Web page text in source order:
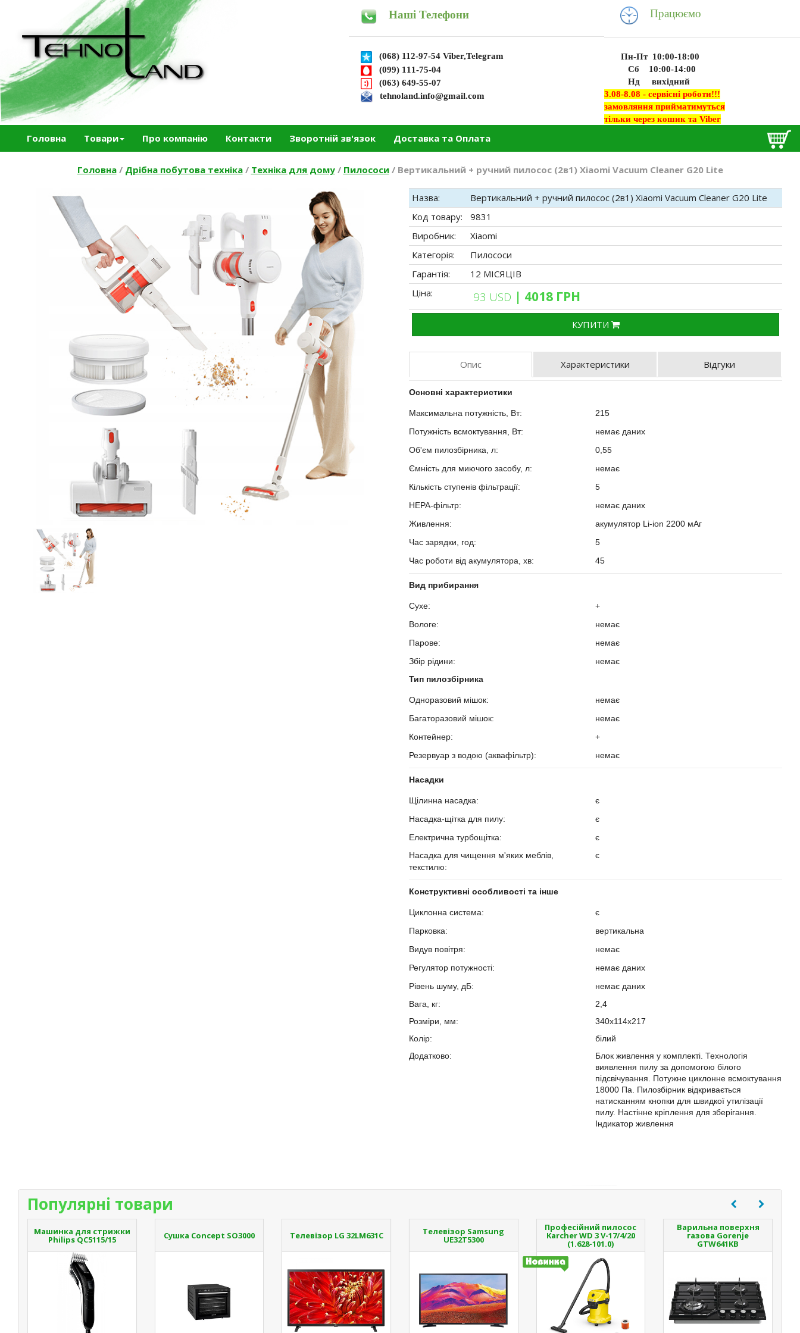
Наші Телефони
(068) 112-97-54 Viber,Telegram
(099) 111-75-04
(063) 649-55-07
tehnoland.info@gmail.com
Працюємо
Пн-Пт 10:00-18:00
Сб 10:00-14:00
Нд вихідний
3.08-8.08 - сервісні роботи!!!
замовляння прийматимуться
тільки через кошик та Viber
Головна Товари Про компанію Контакти Зворотній зв'язок Доставка та Оплата
Головна / Дрібна побутова техніка / Техніка для дому / Пилососи / Вертикальний + ручний пилосос (2в1) Xiaomi Vacuum Cleaner G20 Lite
Назва:
Вертикальний + ручний пилосос (2в1) Xiaomi Vacuum Cleaner G20 Lite
Код товару:
9831
Виробник:
Xiaomi
Категорія:
Пилососи
Гарантія:
12 МІСЯЦІВ
Ціна:
93 USD | 4018 ГРН
КУПИТИ
Опис Характеристики Відгуки
Основні характеристики
Максимальна потужність, Вт:
215
Потужність всмоктування, Вт:
немає даних
Об'єм пилозбірника, л:
0,55
Ємність для миючого засобу, л:
немає
Кількість ступенів фільтрації:
5
HEPA-фільтр:
немає даних
Живлення:
акумулятор Li-ion 2200 мАг
Час зарядки, год:
5
Час роботи від акумулятора, хв:
45
Вид прибирання
Сухе:
+
Вологе:
немає
Парове:
немає
Збір рідини:
немає
Тип пилозбірника
Одноразовий мішок:
немає
Багаторазовий мішок:
немає
Контейнер:
+
Резервуар з водою (аквафільтр):
немає
Насадки
Щілинна насадка:
є
Насадка-щітка для пилу:
є
Електрична турбощітка:
є
Насадка для чищення м'яких меблів,
текстилю:
є
Конструктивні особливості та інше
Циклонна система:
є
Парковка:
вертикальна
Видув повітря:
немає
Регулятор потужності:
немає даних
Рівень шуму, дБ:
немає даних
Вага, кг:
2,4
Розміри, мм:
340х114х217
Колір:
білий
Додатково:
Блок живлення у комплекті. Технологія
виявлення пилу за допомогою білого
підсвічування. Потужне циклонне всмоктування
18000 Па. Пилозбірник відкривається
натисканням кнопки для швидкої утилізації
пилу. Настінне кріплення для зберігання.
Індикатор живлення
Популярні товари
Машинка для стрижки
Philips QC5115/15 Сушка Concept SO3000 Телевізор LG 32LM631C Телевізор Samsung
UE32T5300
Професійний пилосос
Karcher WD 3 V-17/4/20
(1.628-101.0)
Варильна поверхня
газова Gorenje
GTW641KB